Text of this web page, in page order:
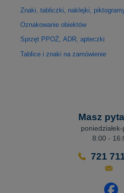
Znaki, tabliczki, naklejki,
Oznakowanie obiektów
Sprzęt PPOŻ, ADR, apteczki
Tablice i znaki na zamówienie
Masz
8:00 -
721